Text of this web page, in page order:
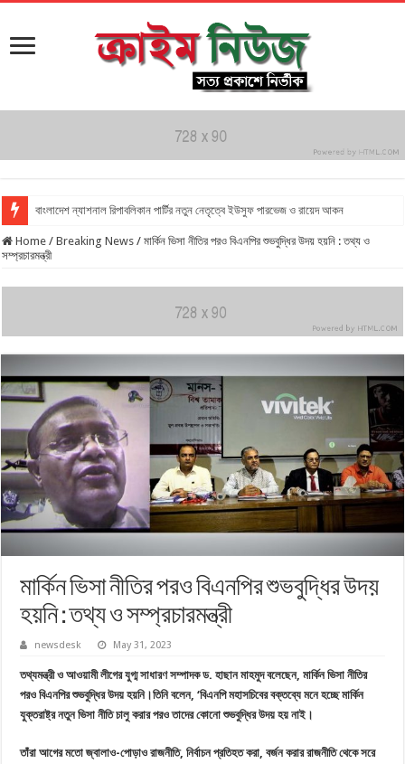
বাংলাদেশ ন্যাশনাল রিপাবলিকান পার্টির নতুন নেতৃত্বে ইউসুফ পারভেজ ও রায়েদ আকন
Home / Breaking News / মার্কিন ভিসা নীতির পরও বিএনপির শুভবুদ্ধির উদয় হয়নি : তথ্য ও
সম্প্রচারমন্ত্রী
মার্কিন ভিসা নীতির পরও বিএনপির শুভবুদ্ধির উদয়
হয়নি : তথ্য ও সম্প্রচারমন্ত্রী
newsdesk May 31, 2023
তথ্যমন্ত্রী ও আওয়ামী লীগের যুগ্ম সাধারণ সম্পাদক ড. হাছান মাহমুদ বলেছেন, মার্কিন ভিসা নীতির
পরও বিএনপির শুভবুদ্ধির উদয় হয়নি।তিনি বলেন, ‘বিএনপি মহাসচিবের বক্তব্যে মনে হচ্ছে মার্কিন
যুক্তরাষ্ট্র নতুন ভিসা নীতি চালু করার পরও তাদের কোনো শুভবুদ্ধির উদয় হয় নাই।
তাঁরা আগের মতো জ্বালাও-পোড়াও রাজনীতি, নির্বাচন প্রতিহত করা, বর্জন করার রাজনীতি থেকে সরে